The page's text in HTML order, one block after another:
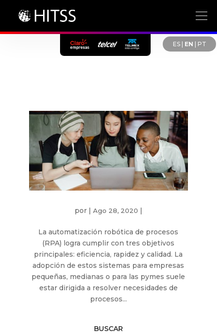
ES| EN PT
por | Ago 28, 2020 |
La automatización robótica de procesos
(RPA) logra cumplir con tres objetivos
principales: eficiencia, rapidez y calidad. La
adopción de estos sistemas para empresas
pequeñas, medianas o para las pymes suele
estar dirigida a resolver necesidades de
procesos...
BUSCAR